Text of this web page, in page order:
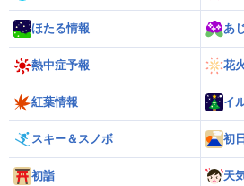
ほたる情報 あ
熱中症予報 花
紅葉情報 イ
スキー＆スノボ 初
初詣 天